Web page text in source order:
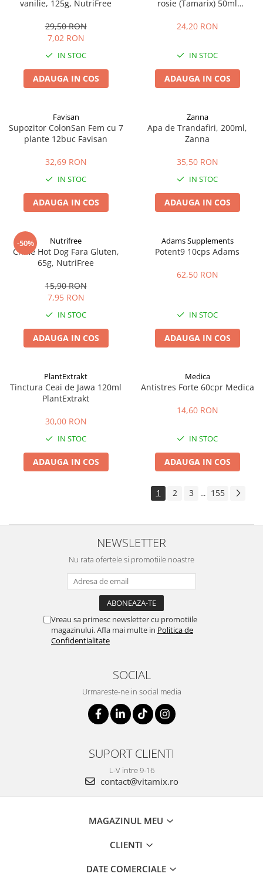
vanilie, 125g, NutriFree
29,50 RON
7,02 RON
IN STOC
ADAUGA IN COS
rosie (Tamarix) 50ml
24,20 RON
IN STOC
ADAUGA IN COS
Favisan
Supozitor ColonSan Fem cu 7
plante 12buc Favisan
32,69 RON
IN STOC
ADAUGA IN COS
Zanna
Apa de Trandafiri, 200ml,
Zanna
35,50 RON
IN STOC
ADAUGA IN COS
-50% Nutrifree
Chifle Hot Dog Fara Gluten,
65g, NutriFree
15,90 RON
7,95 RON
IN STOC
ADAUGA IN COS
Adams Supplements
Potent9 10cps Adams
62,50 RON
IN STOC
ADAUGA IN COS
PlantExtrakt
Tinctura Ceai de Jawa 120ml
PlantExtrakt
30,00 RON
IN STOC
ADAUGA IN COS
Medica
Antistres Forte 60cpr Medica
14,60 RON
IN STOC
ADAUGA IN COS
1 2 3 ... 155
NEWSLETTER
Nu rata ofertele si promotiile noastre
Vreau sa primesc newsletter cu promotiile
magazinului. Afla mai multe in Politica de
Confidentialitate
SOCIAL
Urmareste-ne in social media
SUPORT CLIENTI
L-V intre 9-16
contact@vitamix.ro
MAGAZINUL MEU
CLIENTI
DATE COMERCIALE